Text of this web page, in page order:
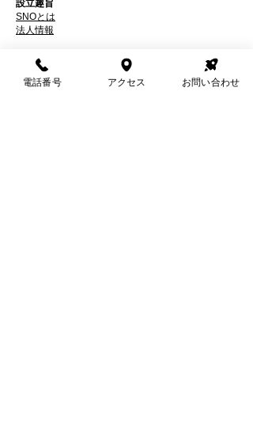
設立趣旨
SNOとは
​法人情報
事業紹介
中高年のひきこもり​
電話番号 アクセス お問い合わせ